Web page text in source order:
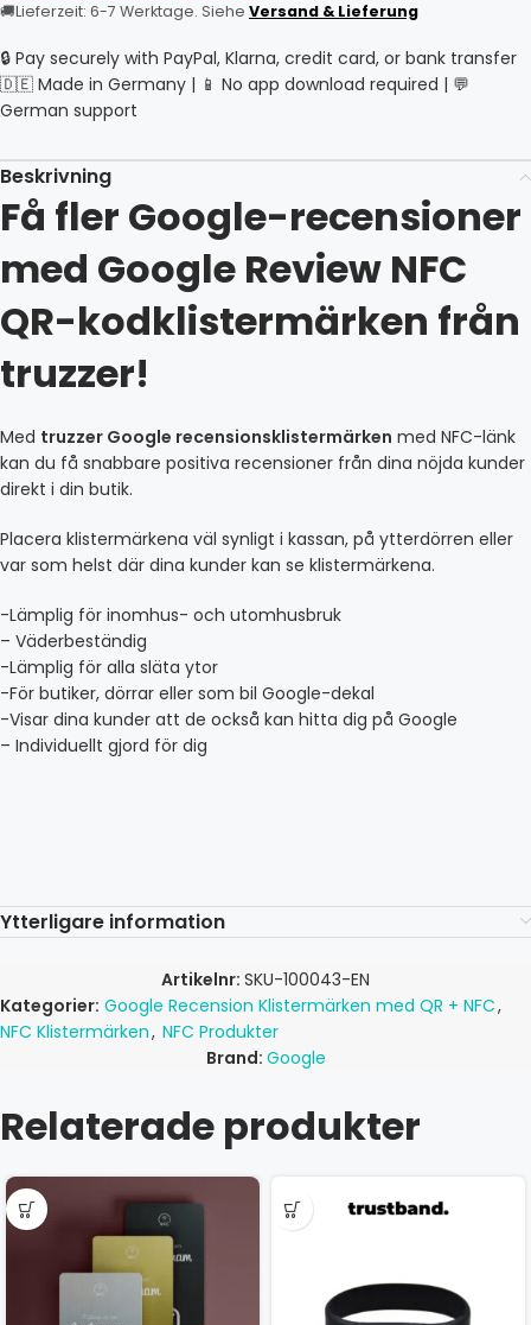
🚚Lieferzeit: 6-7 Werktage. Siehe Versand & Lieferung
🔒 Pay securely with PayPal, Klarna, credit card, or bank transfer
🇩🇪 Made in Germany | 📱 No app download required | 💬
German support
Beskrivning
Få fler Google-recensioner
med Google Review NFC
QR-kodklistermärken från
truzzer!
Med truzzer Google recensionsklistermärken med NFC-länk
kan du få snabbare positiva recensioner från dina nöjda kunder
direkt i din butik.
Placera klistermärkena väl synligt i kassan, på ytterdörren eller
var som helst där dina kunder kan se klistermärkena.
-Lämplig för inomhus- och utomhusbruk
– Väderbeständig
-Lämplig för alla släta ytor
-För butiker, dörrar eller som bil Google-dekal
-Visar dina kunder att de också kan hitta dig på Google
– Individuellt gjord för dig
Ytterligare information
Artikelnr: SKU-100043-EN
Kategorier: Google Recension Klistermärken med QR + NFC,
NFC Klistermärken, NFC Produkter
Brand: Google
Relaterade produkter